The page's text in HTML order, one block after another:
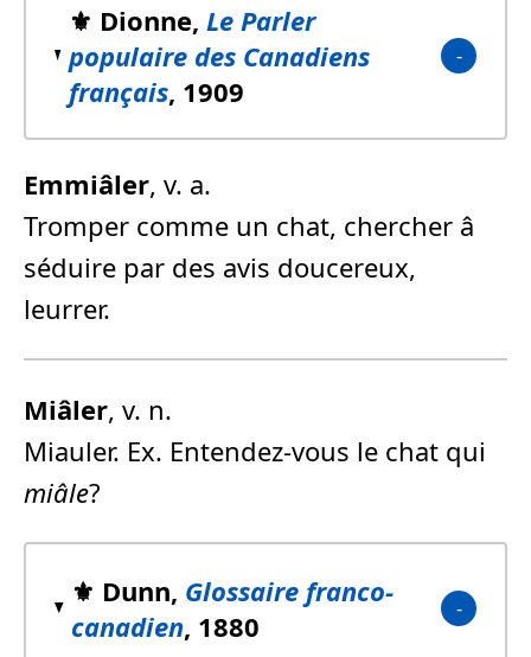
⚜️ Dionne, Le Parler
populaire des Canadiens
français, 1909
Emmiâler, v. a.
Tromper comme un chat, chercher â
séduire par des avis doucereux,
leurrer.
Miâler, v. n.
Miauler. Ex. Entendez-vous le chat qui
miâle?
⚜️ Dunn, Glossaire franco-
canadien, 1880